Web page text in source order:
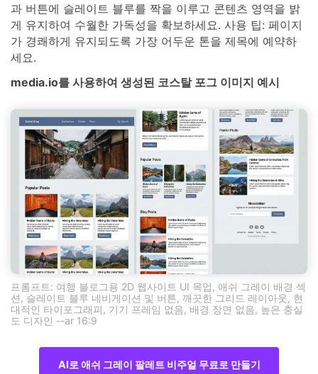
과 버튼에 슬레이트 블루를 짝을 이루고 콘텐츠 영역을 밝
게 유지하여 수월한 가독성을 확보하세요. 사용 팁: 페이지
가 경쾌하게 유지되도록 가장 어두운 톤을 제목에 예약하
세요.
media.io를 사용하여 생성된 코스탈 포그 이미지 예시
프롬프트: 여행 블로그용 2D 웹사이트 UI 목업, 애쉬 그레이 배경 섹
션, 슬레이트 블루 네비게이션 및 버튼, 깨끗한 그리드 레이아웃, 현
대적인 타이포그래피, 기기 프레임 없음, 배경 장면 없음, 높은 충실
도 디자인 --ar 16:9
AI로 애쉬 그레이 팔레트 비주얼 무료로 만들기